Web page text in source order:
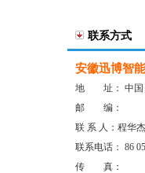
联系方式
安徽迅博智
地 址： 中国
邮 编：
联 系 人：程华杰
联系电话： 86
传 真：